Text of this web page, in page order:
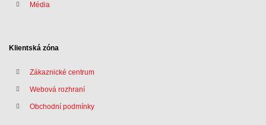
Média
Klientská zóna
Zákaznické centrum
Webová rozhraní
Obchodní podmínky